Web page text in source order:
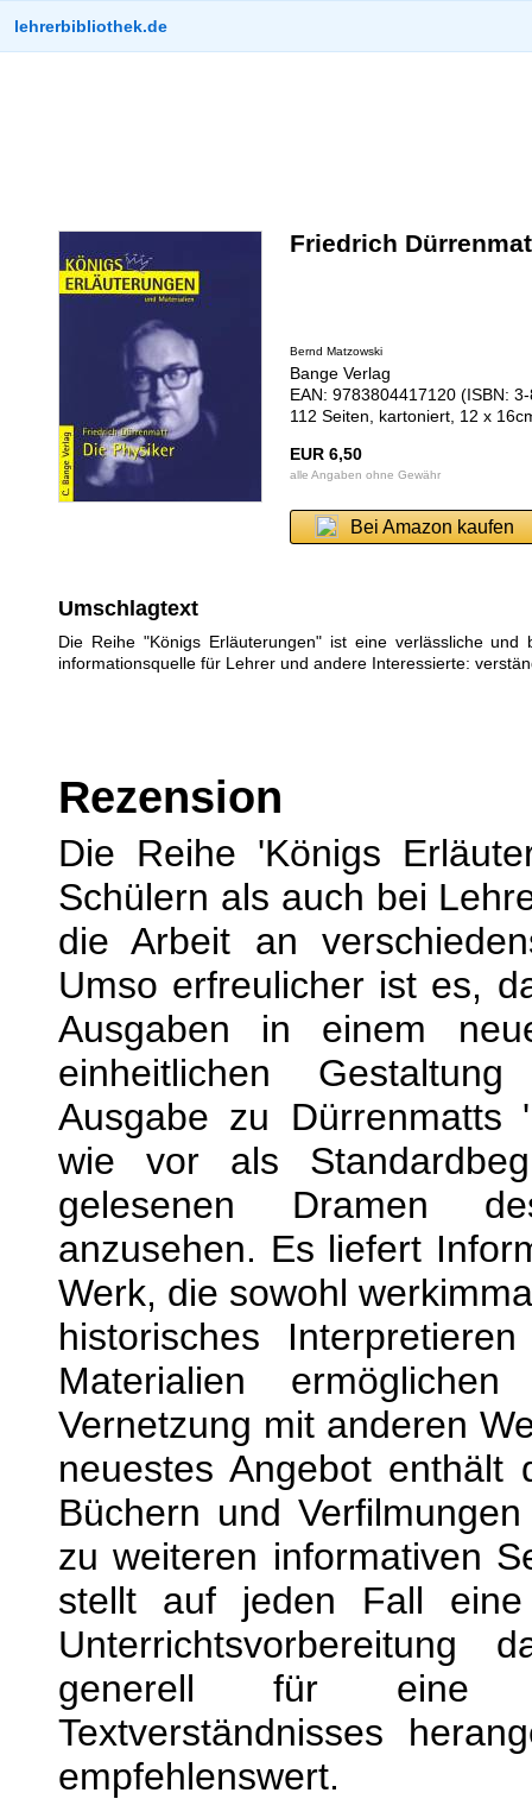
lehrerbibliothek.de
Friedrich
Bernd Matzowski
Bange Verlag
EAN: 9783804417120 (ISBN:
112 Seiten, kartoniert, 12 x
EUR 6,50
alle Angaben ohne Gewähr
Bei Amazon kaufen
Umschlagtext
Die Reihe "Königs Erläuterungen" ist eine verlässliche
informationsquelle für Lehrer und andere Interessierte:
Rezension
Die Reihe 'Königs
Schülern als auch bei
die Arbeit an
Umso erfreulicher ist es,
Ausgaben in einem
einheitlichen
Ausgabe zu Dürrenmatts
wie vor als
gelesenen Dramen
anzusehen. Es liefert
Werk, die sowohl
historisches
Materialien
Vernetzung mit anderen
neuestes Angebot enthält
Büchern und
zu weiteren informativen
stellt auf jeden Fall
generell für eine
Textverständnisses
empfehlenswert.